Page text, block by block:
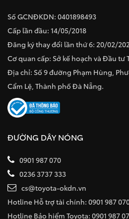
Số GCNĐKDN: 0401898493
Cấp lần đầu: 14/05/2018
Đăng ký thay đổi lần thứ 6: 20/02/
Cơ quan cấp: Sở kế hoạch và Đầu tư
Địa chỉ: Số 9 đường Phạm Hùng,
Cẩm Lệ, Thành phố Đà Nẵng.
ĐƯỜNG DÂY NÓNG
0901 987 070
0236 3737 333
cs@toyota-okdn.vn
Hotline Hỗ trợ tài chính: 0901 987
Hotline Bảo hiểm Toyota: 0901 987